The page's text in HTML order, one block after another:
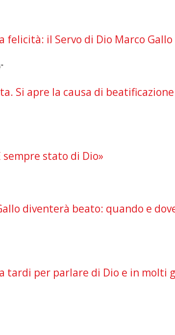
felicità: il Servo di Dio Marco Gallo
"
Si apre la causa di
stato di Dio»
diventerà beato: quando e
tardi per parlare di Dio e in molti